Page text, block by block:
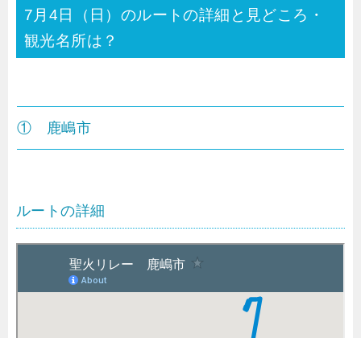
7月4日（日）のルートの詳細と見どころ・
観光名所は？
① 鹿嶋市
ルートの詳細